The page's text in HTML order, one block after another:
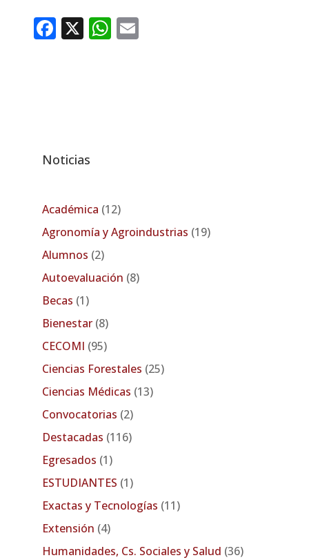
Facebook
X WhatsApp
Email
Noticias
Académica (12)
Agronomía y Agroindustrias (19)
Alumnos (2)
Autoevaluación (8)
Becas (1)
Bienestar(8)
CECOMI (95)
Ciencias Forestales (25)
Ciencias Médicas (13)
Convocatorias (2)
Destacadas (116)
Egresados (1)
ESTUDIANTES (1)
Exactas y Tecnologías (11)
Extensión (4)
Humanidades, Cs. Sociales y Salud (36)